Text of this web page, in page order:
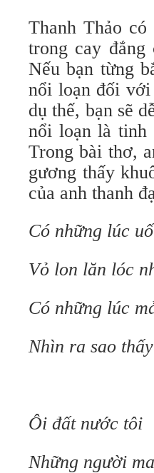
Thanh Thảo
trong cay
Nếu bạn từng
nổi loạn đối
dụ thế, bạn sẽ
nổi loạn là tinh
Trong bài thơ,
gương thấy
của anh thanh
Có những lúc
Vỏ lon lăn lóc
Có những lúc
Nhìn ra sao
Ôi đất nước tôi
Những người